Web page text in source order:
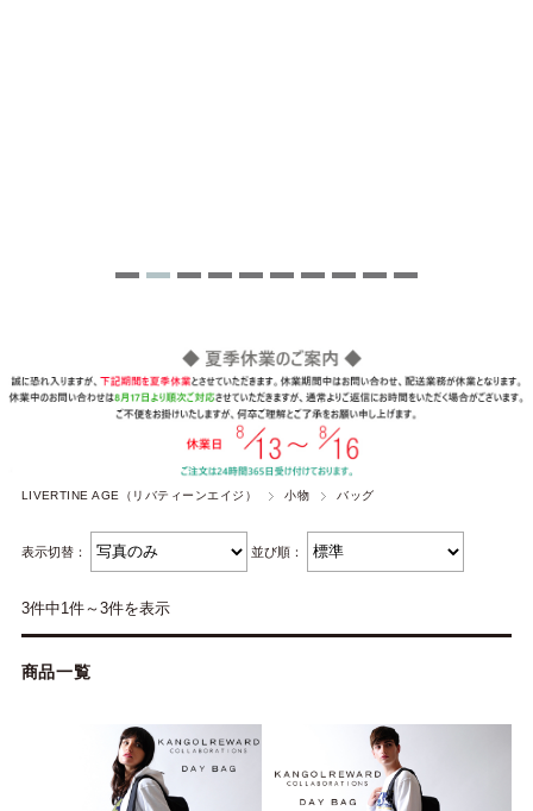
LIVERTINE AGE（リバティーンエイジ） 小物 バッグ
表示切替： 並び順：
3件中1件～3件を表示
商品一覧